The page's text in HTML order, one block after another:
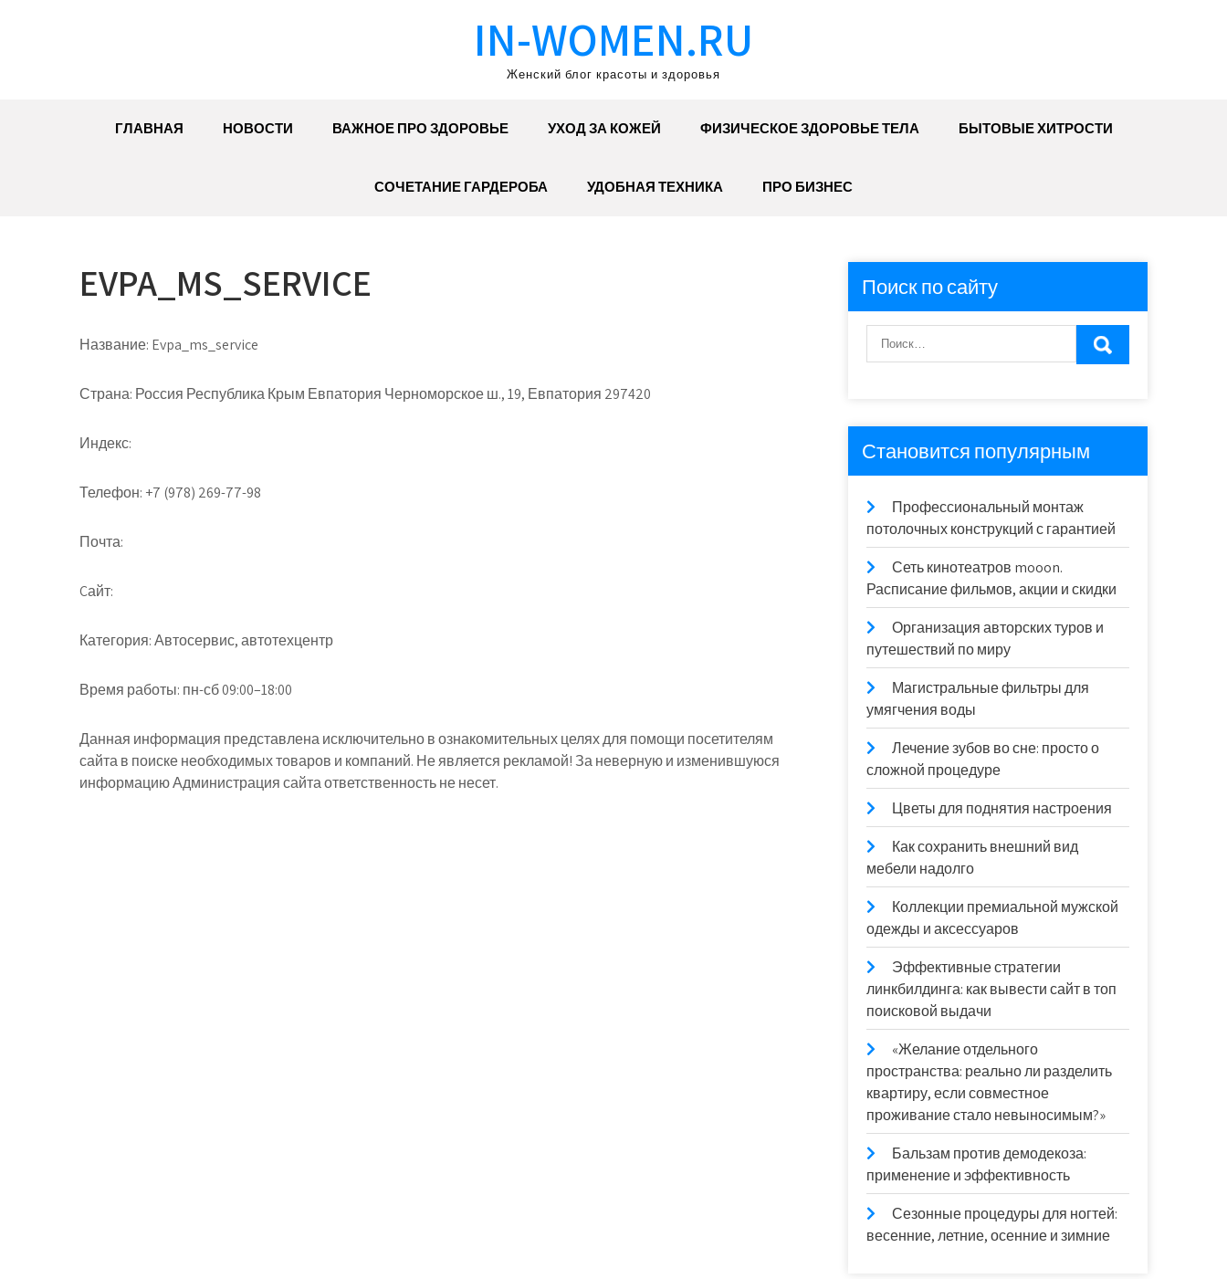
IN-WOMEN.RU
Женский блог красоты и здоровья
ГЛАВНАЯ НОВОСТИ ВАЖНОЕ ПРО ЗДОРОВЬЕ УХОД ЗА КОЖЕЙ ФИЗИЧЕСКОЕ ЗДОРОВЬЕ ТЕЛА БЫТОВЫЕ ХИТРОСТИ
СОЧЕТАНИЕ ГАРДЕРОБА УДОБНАЯ ТЕХНИКА ПРО БИЗНЕС
EVPA_MS_SERVICE
Название: Evpa_ms_service
Страна: Россия Республика Крым Евпатория Черноморское ш., 19, Евпатория 297420
Индекс:
Телефон: +7 (978) 269-77-98
Почта:
Cайт:
Категория:Автосервис, автотехцентр
Время работы: пн-сб 09:00–18:00
Данная информация представлена исключительно в ознакомительных целях для помощи посетителям
сайта в поиске необходимых товаров и компаний. Не является рекламой! За неверную и изменившуюся
информацию Администрация сайта ответственность не несет.
Поиск по сайту
Становится популярным
Профессиональный монтаж
потолочных конструкций с гарантией
Сеть кинотеатров mooon.
Расписание фильмов, акции и скидки
Организация авторских туров и
путешествий по миру
Магистральные фильтры для
умягчения воды
Лечение зубов во сне: просто о
сложной процедуре
Цветы для поднятия настроения
Как сохранить внешний вид
мебели надолго
Коллекции премиальной мужской
одежды и аксессуаров
Эффективные стратегии
линкбилдинга: как вывести сайт в топ
поисковой выдачи
«Желание отдельного
пространства: реально ли разделить
квартиру, если совместное
проживание стало невыносимым?»
Бальзам против демодекоза:
применение и эффективность
Сезонные процедуры для ногтей:
весенние, летние, осенние и зимние